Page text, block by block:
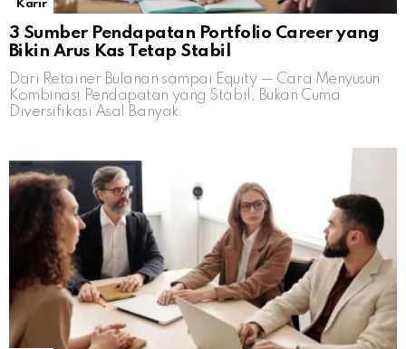
Karir
3 Sumber Pendapatan Portfolio Career yang
Bikin Arus Kas Tetap Stabil
Dari Retainer Bulanan sampai Equity — Cara Menyusun
Kombinasi Pendapatan yang Stabil, Bukan Cuma
Diversifikasi Asal Banyak.